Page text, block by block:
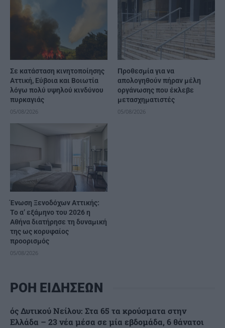
Σε κατάσταση κινητοποίησης
Αττική, Εύβοια και Βοιωτία
λόγω πολύ υψηλού κινδύνου
πυρκαγιάς
05/08/2026
Προθεσμία για να
απολογηθούν πήραν μέλη
οργάνωσης που έκλεβε
μετασχηματιστές
05/08/2026
Ένωση Ξενοδόχων Αττικής:
Το α’ εξάμηνο του 2026 η
Αθήνα διατήρησε τη δυναμική
της ως κορυφαίος
προορισμός
05/08/2026
ΡΟΗ ΕΙΔΗΣΕΩΝ
ός Δυτικού Νείλου: Στα 65 τα κρούσματα στην
Ελλάδα – 23 νέα μέσα σε μία εβδομάδα, 6 θάνατοι